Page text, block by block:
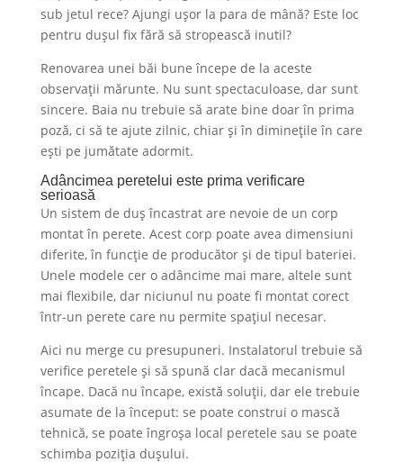
sub jetul rece? Ajungi ușor la para de mână? Este loc
pentru dușul fix fără să stropească inutil?
Renovarea unei băi bune începe de la aceste
observații mărunte. Nu sunt spectaculoase, dar sunt
sincere. Baia nu trebuie să arate bine doar în prima
poză, ci să te ajute zilnic, chiar și în diminețile în care
ești pe jumătate adormit.
Adâncimea peretelui este prima verificare
serioasă
Un sistem de duș încastrat are nevoie de un corp
montat în perete. Acest corp poate avea dimensiuni
diferite, în funcție de producător și de tipul bateriei.
Unele modele cer o adâncime mai mare, altele sunt
mai flexibile, dar niciunul nu poate fi montat corect
într-un perete care nu permite spațiul necesar.
Aici nu merge cu presupuneri. Instalatorul trebuie să
verifice peretele și să spună clar dacă mecanismul
încape. Dacă nu încape, există soluții, dar ele trebuie
asumate de la început: se poate construi o mască
tehnică, se poate îngroșa local peretele sau se poate
schimba poziția dușului.